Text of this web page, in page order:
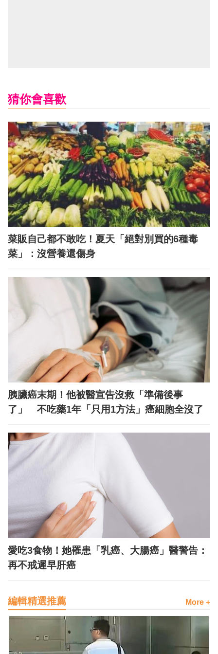
猜你會喜歡
菜販自己都不敢吃！夏天「絕對別買的6種毒
菜」：沒營養還傷身
胰臟癌末期！他被醫宣告沒救「準備後事
了」 不吃藥1年「只用1方法」癌細胞全沒了
愛吃3食物！她罹患「乳癌、大腸癌」醫警告：
再不戒遲早肝癌
編輯精選推薦 More +